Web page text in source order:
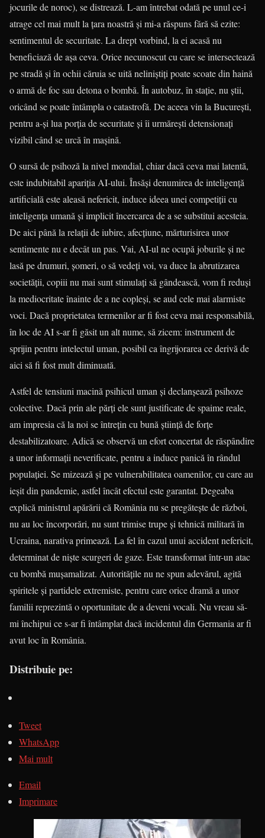
jocurile de noroc), se distrează. L-am întrebat odată pe unul ce-i
atrage cel mai mult la țara noastră și mi-a răspuns fără să ezite:
sentimentul de securitate. La drept vorbind, la ei acasă nu
beneficiază de așa ceva. Orice necunoscut cu care se intersectează
pe stradă și în ochii căruia se uită neliniștiți poate scoate din haină
o armă de foc sau detona o bombă. În autobuz, în stație, nu știi,
oricând se poate întâmpla o catastrofă. De aceea vin la București,
pentru a-și lua porția de securitate și îi urmărești detensionați
vizibil când se urcă în mașină.
O sursă de psihoză la nivel mondial, chiar dacă ceva mai latentă,
este indubitabil apariția AI-ului. Însăși denumirea de inteligență
artificială este aleasă nefericit, induce ideea unei competiții cu
inteligența umană și implicit încercarea de a se substitui acesteia.
De aici până la relații de iubire, afecțiune, mărturisirea unor
sentimente nu e decât un pas. Vai, AI-ul ne ocupă joburile și ne
lasă pe drumuri, șomeri, o să vedeți voi, va duce la abrutizarea
societății, copiii nu mai sunt stimulați să gândească, vom fi reduși
la mediocritate înainte de a ne copleși, se aud cele mai alarmiste
voci. Dacă proprietatea termenilor ar fi fost ceva mai responsabilă,
în loc de AI s-ar fi găsit un alt nume, să zicem: instrument de
sprijin pentru intelectul uman, posibil ca îngrijorarea ce derivă de
aici să fi fost mult diminuată.
Astfel de tensiuni macină psihicul uman și declanșează psihoze
colective. Dacă prin ale părți ele sunt justificate de spaime reale,
am impresia că la noi se întrețin cu bună știință de forțe
destabilizatoare. Adică se observă un efort concertat de răspândire
a unor informații neverificate, pentru a induce panică în rândul
populației. Se mizează și pe vulnerabilitatea oamenilor, cu care au
ieșit din pandemie, astfel încât efectul este garantat. Degeaba
explică ministrul apărării că România nu se pregătește de război,
nu au loc încorporări, nu sunt trimise trupe și tehnică militară în
Ucraina, narativa primează. La fel în cazul unui accident nefericit,
determinat de niște scurgeri de gaze. Este transformat într-un atac
cu bombă mușamalizat. Autoritățile nu ne spun adevărul, agită
spiritele și partidele extremiste, pentru care orice dramă a unor
familii reprezintă o oportunitate de a deveni vocali. Nu vreau să-
mi închipui ce s-ar fi întâmplat dacă incidentul din Germania ar fi
avut loc în România.
Distribuie pe:
Tweet
WhatsApp
Mai mult
Email
Imprimare